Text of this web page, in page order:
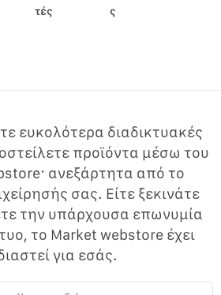
τές
ς
ευκολότερα διαδικτυακές
προϊόντα μέσω του
ανεξάρτητα από το
σας. Είτε ξεκινάτε
την υπάρχουσα επωνυμία
το Market webstore έχει
για εσάς.
εδώ…